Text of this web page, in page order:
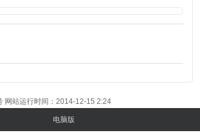
网站运行时间：2014-12-15 2:24
电脑版